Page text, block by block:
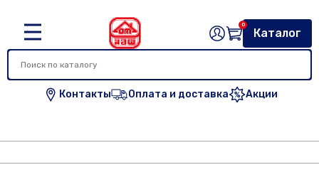
Контакты Оплата и доставка Акции
Каталог
0